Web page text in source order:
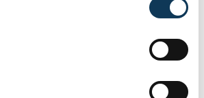
a hétfőre tervezett
is.